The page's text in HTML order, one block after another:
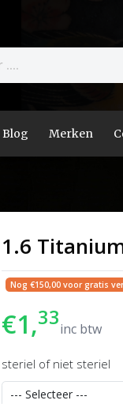
Blog Merken
1.6
Nog €150,00 voor gratis
€1,33inc btw
steriel of niet steriel